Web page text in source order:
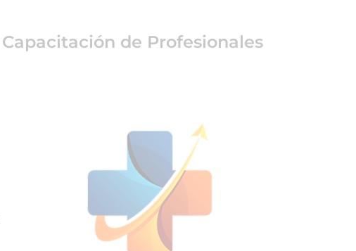
de Profesionales